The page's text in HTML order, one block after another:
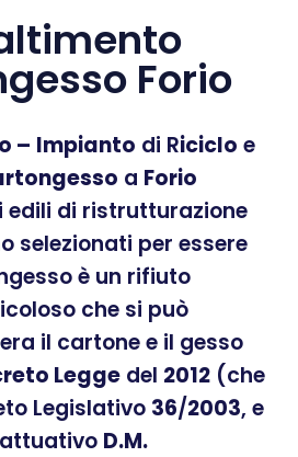
Forio
– Impianto di Riciclo e
a Forio
edili di ristrutturazione
selezionati per essere
è un rifiuto
che si può
il cartone e il gesso
Legge del 2012 (che
Legislativo 36/2003, e
D.M.